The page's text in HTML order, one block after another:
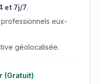
et 7j/7.
eux-
géolocalisée.
(Gratuit)